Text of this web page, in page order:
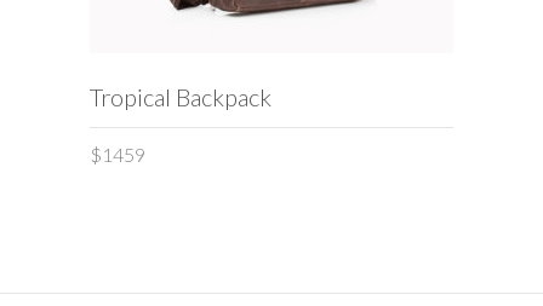
Tropical Backpack
$1459